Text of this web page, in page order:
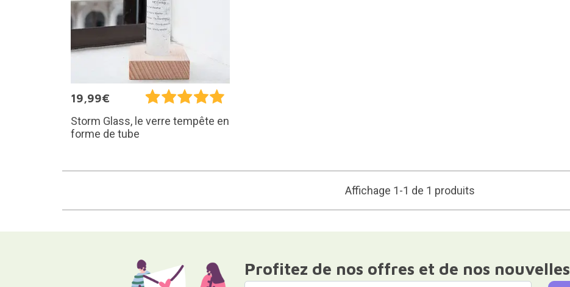
19,99€
Storm Glass, le verre tempête en
forme de tube
Affichage 1-1 de 1 produits
Profitez de nos offres et de nos nouvelles